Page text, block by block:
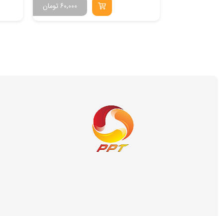
تومان 60,000